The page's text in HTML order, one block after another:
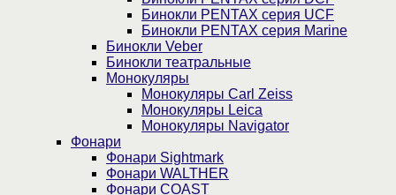
Бинокли PENTAX серия UCF
Бинокли PENTAX серия Marine
Бинокли Veber
Бинокли театральные
Монокуляры
Монокуляры Carl Zeiss
Монокуляры Leica
Монокуляры Navigator
Фонари
Фонари Sightmark
Фонари WALTHER
Фонари COAST